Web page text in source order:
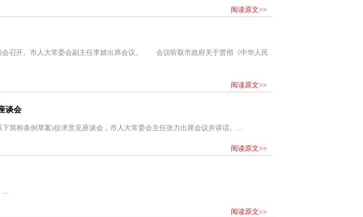
阅读原文>>
召开。市人大常委会副主任李婧出席会议。 会议听取市政府关于贯彻《中华人民
阅读原文>>
谈会
称条例草案)征求意见座谈会，市人大常委会主任张力出席会议并讲话。...
阅读原文>>
...
阅读原文>>